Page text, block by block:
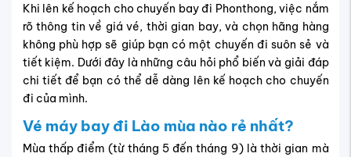
Khi lên kế hoạch cho chuyến bay đi Phonthong, việc nắm
rõ thông tin về giá vé, thời gian bay, và chọn hãng hàng
không phù hợp sẽ giúp bạn có một chuyến đi suôn sẻ và
tiết kiệm. Dưới đây là những câu hỏi phổ biến và giải đáp
chi tiết để bạn có thể dễ dàng lên kế hoạch cho chuyến
đi của mình.
Vé máy bay đi Lào mùa nào rẻ nhất?
Mùa thấp điểm (từ tháng 5 đến tháng 9) là thời gian mà